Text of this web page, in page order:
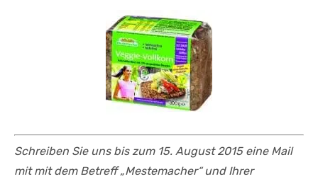
Schreiben Sie uns bis zum 15. August 2015 eine Mail
mit mit dem Betreff „Mestemacher“ und Ihrer